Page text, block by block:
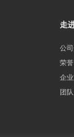
走
公
荣
企
团